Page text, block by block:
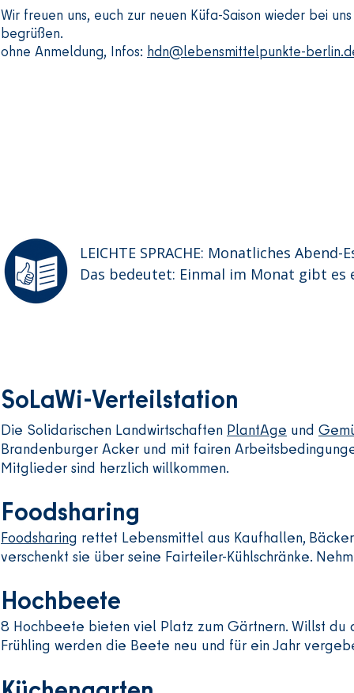
Ihr müsst euch vorher anmelden.
Wir freuen uns, euch zur neuen Küfa-Saison wieder bei
begrüßen.
ohne Anmeldung, Infos: hdn@lebensmittelpunkte-
LEICHTE SPRACHE: Monatliches
Das bedeutet: Einmal im Monat gibt es
19 Uhr - Essen
Wir freuen uns auf die neue Küfa-
Küfa bedeutet: Küche für alle.
Ohne Anmeldung.
Infos: hdn@lebensmittelpunkte-
SoLaWi-Verteilstation
Die Solidarischen Landwirtschaften PlantAge und
Brandenburger Acker und mit fairen
Mitglieder sind herzlich willkommen.
Foodsharing
Foodsharing rettet Lebensmittel aus Kaufhallen,
verschenkt sie über seine Fairteiler-Kühlschränke.
Hochbeete
8 Hochbeete bieten viel Platz zum Gärtnern. Willst du
Frühling werden die Beete neu und für ein Jahr